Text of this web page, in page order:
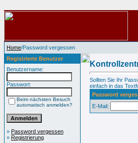
Home/Password vergessen
Registrierte Benutzer
Benutzername:
Passwort:
Beim nächsten Besuch
automatisch anmelden?
» Password vergessen
» Registrierung
Sollten Sie Ihr
einfach in das
Password
E-Mail: